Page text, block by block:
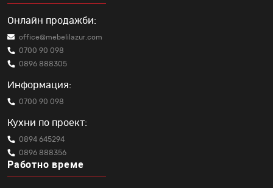
Онлайн продажби:
office@mebelilazur.com
0700 90 098
0896 888305
Информация:
0700 90 098
Кухни по проект:
0894 645294
0896 888356
Работно време